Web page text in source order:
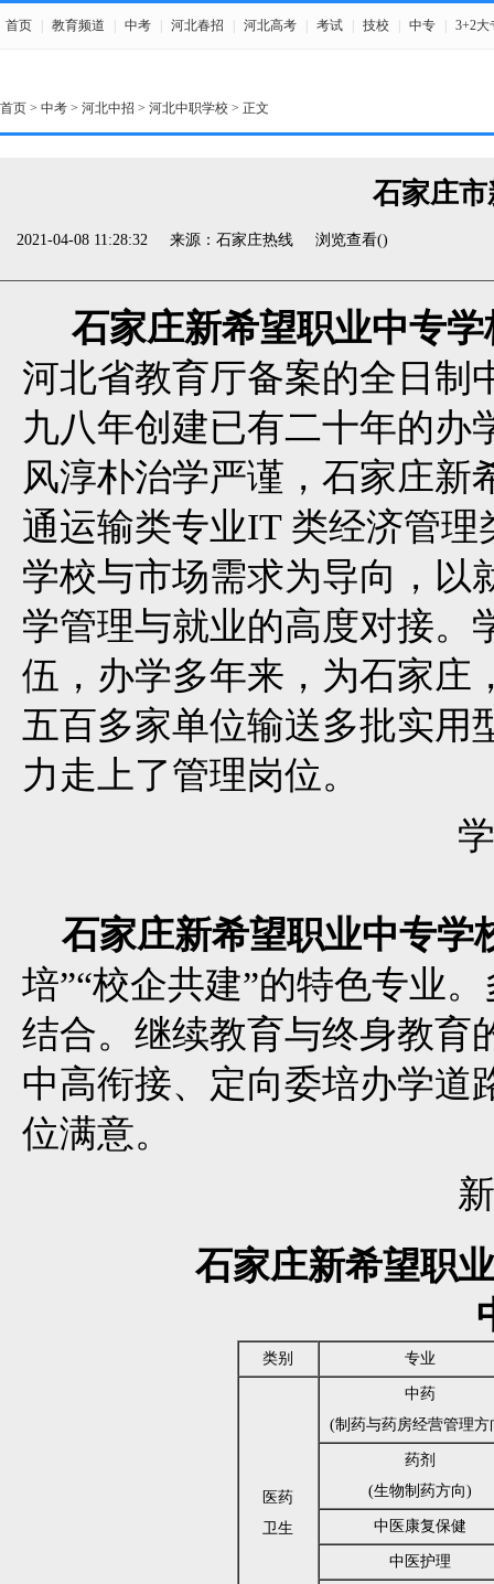
首页 教育频道 中考 河北春招 河北高考 考试 技校 中专 3+2大
首页 > 中考 > 河北中招 > 河北中职学校 > 正文
石家庄
2021-04-08 11:28:32 来源：石家庄热线 浏览查看()
石家庄新希望职业中专学
河北省教育厅备案的全日制
九八年创建已有二十年的办
风淳朴治学严谨，石家庄新
通运输类专业IT 类经济管
学校与市场需求为导向，以
学管理与就业的高度对接。
伍，办学多年来，为石家庄
五百多家单位输送多批实用
力走上了管理岗位。
石家庄新希望职业中专学
培”“校企共建”的特色专业
结合。继续教育与终身教育
中高衔接、定向委培办学道
位满意。
石家庄新希望职
类别 专业
医药
卫生
中药
(制药与药房经营管理方
药剂
(生物制药方向)
中医康复保健
中医护理